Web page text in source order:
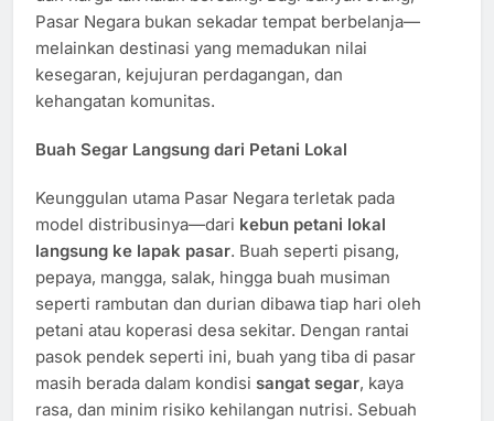
Pasar Negara bukan sekadar tempat berbelanja—
melainkan destinasi yang memadukan nilai
kesegaran, kejujuran perdagangan, dan
kehangatan komunitas.
Buah Segar Langsung dari Petani Lokal
Keunggulan utama Pasar Negara terletak pada
model distribusinya—dari kebun petani lokal
langsung ke lapak pasar. Buah seperti pisang,
pepaya, mangga, salak, hingga buah musiman
seperti rambutan dan durian dibawa tiap hari oleh
petani atau koperasi desa sekitar. Dengan rantai
pasok pendek seperti ini, buah yang tiba di pasar
masih berada dalam kondisi sangat segar, kaya
rasa, dan minim risiko kehilangan nutrisi. Sebuah